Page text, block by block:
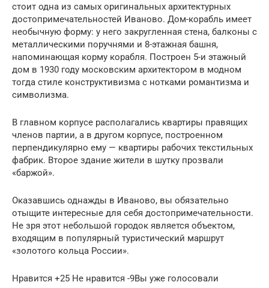
стоит одна из самых оригинальных архитектурных
достопримечательностей Иваново. Дом-корабль имеет
необычную форму: у него закругленная стена, балконы с
металлическими поручнями и 8-этажная башня,
напоминающая корму корабля. Построен 5-и этажный
дом в 1930 году московским архитектором в модном
тогда стиле конструктивизма с нотками романтизма и
символизма.
В главном корпусе располагались квартиры правящих
членов партии, а в другом корпусе, построенном
перпендикулярно ему — квартиры рабочих текстильных
фабрик. Второе здание жители в шутку прозвали
«баржой».
Оказавшись однажды в Иваново, вы обязательно
отыщите интересные для себя достопримечательности.
Не зря этот небольшой городок является объектом,
входящим в популярный туристический маршрут
«золотого кольца России».
Нравится +25 Не нравится -9Вы уже голосовали